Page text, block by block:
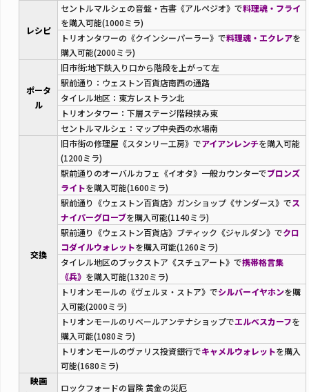
レシピ
セントルマルシェの音盤・古書《アルペジオ》で料理魂・フライ
を購入可能(1000ミラ)
トリオンタワーの《クインシーパーラー》で料理魂・エクレアを
購入可能(2000ミラ)
ポータ
ル
旧市街:地下鉄入り口から階段を上がって左
駅前通り：ウェストン百貨店南西の通路
タイレル地区：東方レストラン北
トリオンタワー：下層ステージ階段挟み東
セントルマルシェ：マップ中央西の水場南
交換
旧市街の修理屋《スタンリー工房》でアイアンレンチを購入可能
(1200ミラ)
駅前通りのオーバルカフェ《イオタ》一般カウンターでブロンズ
ライトを購入可能(1600ミラ)
駅前通り《ウェストン百貨店》ガンショップ《サンダース》でス
ナイパーグローブを購入可能(1140ミラ)
駅前通り《ウェストン百貨店》ブティック《ジャルダン》でクロ
コダイルウォレットを購入可能(1260ミラ)
タイレル地区のブックストア《スチュアート》で携帯格言集
《兵》 を購入可能(1320ミラ)
トリオンモールの《ヴェルヌ・ストア》でシルバーイヤホンを購
入可能(2000ミラ)
トリオンモールのリベールアンテナショップでエルベスカーフを
購入可能(1080ミラ)
トリオンモールのヴァリス投資銀行でキャメルウォレットを購入
可能(1680ミラ)
映画
ロックフォードの冒険 黄金の災厄